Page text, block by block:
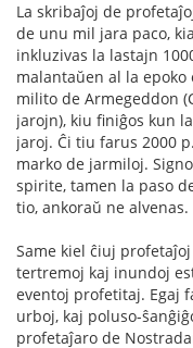
La skribaĵoj de
de unu mil jara paco,
inkluzivas la lastajn
malantaŭen al la epoko
milito de Armegeddon
jarojn), kiu finiĝos kun
jaroj. Ĉi tiu farus 2000
marko de jarmiloj.
spirite, tamen la paso
tio, ankoraŭ ne alvenas.
Same kiel ĉiuj
tertremoj kaj inundoj
eventoj profetitaj. Egaj
urboj, kaj poluso-
profetaĵaro de